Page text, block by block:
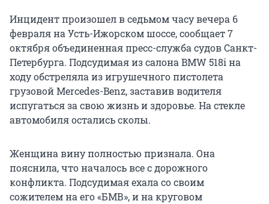
Инцидент произошел в седьмом часу вечера 6
февраля на Усть-Ижорском шоссе, сообщает 7
октября объединенная пресс-служба судов Санкт-
Петербурга. Подсудимая из салона BMW 518i на
ходу обстреляла из игрушечного пистолета
грузовой Mercedes-Benz, заставив водителя
испугаться за свою жизнь и здоровье. На стекле
автомобиля остались сколы.
Женщина вину полностью признала. Она
пояснила, что началось все с дорожного
конфликта. Подсудимая ехала со своим
сожителем на его «БМВ», и на круговом